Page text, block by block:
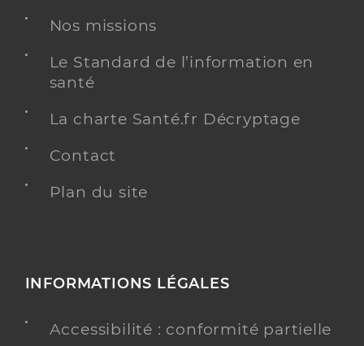
Nos missions
Le Standard de l’information en
santé
La charte Santé.fr Décryptage
Contact
Plan du site
INFORMATIONS LÉGALES
Accessibilité : conformité partielle